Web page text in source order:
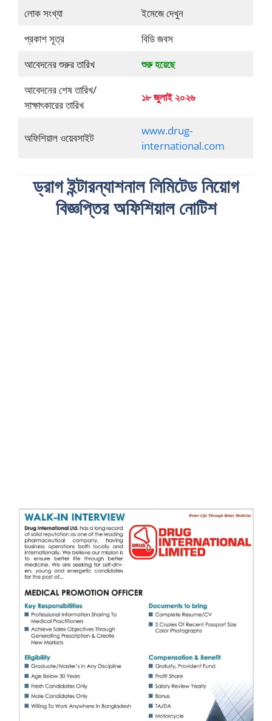
লোক সংখ্যা
ইমেজে দেখুন
প্রকাশ সূত্র
বিডি জবস
আবেদনের শুরুর তারিখ
শুরু হয়েছে
আবেদনের শেষ তারিখ/
সাক্ষাৎকারের তারিখ
১৮ জুলাই ২০২৬
অফিশিয়াল ওয়েবসাইট
www.drug-
international.com
ড্রাগ ইন্টারন্যাশনাল লিমিটেড নিয়োগ
বিজ্ঞপ্তির অফিশিয়াল নোটিশ